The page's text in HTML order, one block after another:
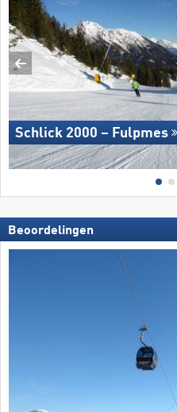
Schlick 2000 – Fulpmes
Beoordelingen